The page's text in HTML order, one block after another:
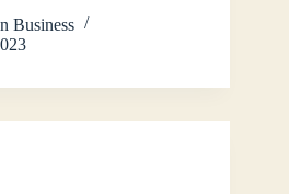
Business